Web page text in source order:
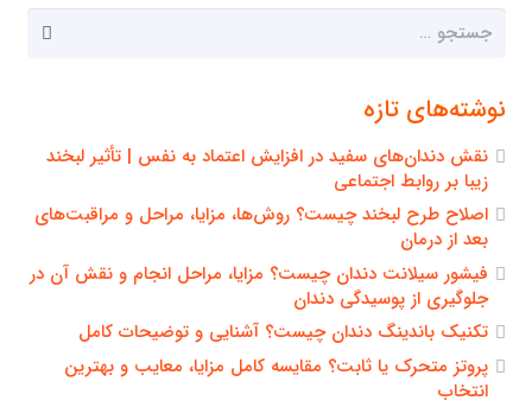
جستجو
نوشته‌های تازه
نقش دندان‌های سفید در افزایش اعتماد به نفس | تأثیر لبخند
زیبا بر روابط اجتماعی
اصلاح طرح لبخند چیست؟ روش‌ها، مزایا، مراحل و مراقبت‌های
بعد از درمان
فیشور سیلانت دندان چیست؟ مزایا، مراحل انجام و نقش آن در
جلوگیری از پوسیدگی دندان
تکنیک باندینگ دندان چیست؟ آشنایی و توضیحات کامل
پروتز متحرک یا ثابت؟ مقایسه کامل مزایا، معایب و بهترین
انتخاب